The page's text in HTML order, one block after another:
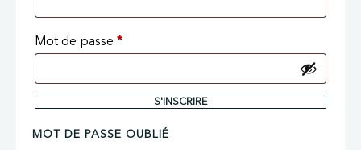
Mot de passe *
S'INSCRIRE
MOT DE PASSE OUBLIÉ